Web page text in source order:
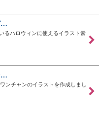
…
るハロウィンに使えるイラスト素
…
ンチャンのイラストを作成しまし